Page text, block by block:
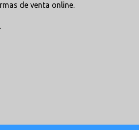
de venta online.